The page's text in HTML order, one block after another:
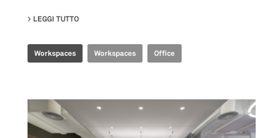
LEGGI TUTTO
Workspaces Workspaces Office